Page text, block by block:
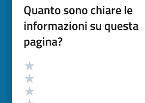
Quanto sono chiare le
informazioni su questa
pagina?
Valutazione